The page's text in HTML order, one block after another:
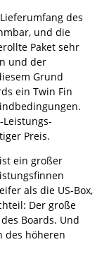
des
und die
Paket sehr
und der
Grund
ein Twin Fin
Preis.
ein großer
als die US-Box,
Der große
Boards. Und
des höheren